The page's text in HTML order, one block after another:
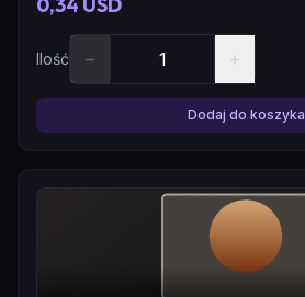
Ilość − +
Dodaj do koszyka